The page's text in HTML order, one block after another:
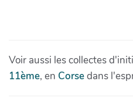
Voir aussi les collectes
11ème, en Corsedans